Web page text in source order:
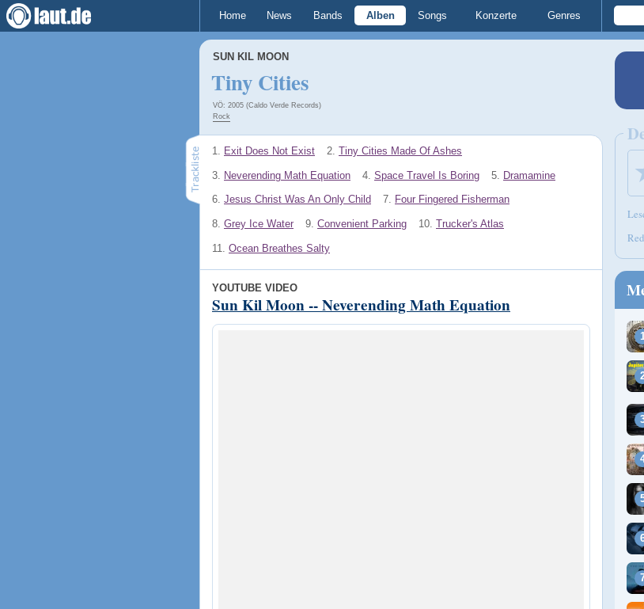
Home News Bands Alben Songs Konzerte Genres
SUN KIL MOON
Tiny Cities
VÖ: 2005 (Caldo Verde Records)
Rock
1. Exit Does Not Exist 2. Tiny Cities Made Of Ashes
3. Neverending Math Equation 4. Space Travel Is Boring 5. Dramamine
6. Jesus Christ Was An Only Child 7. Four Fingered Fisherman
8. Grey Ice Water 9. Convenient Parking 10. Trucker's Atlas
11. Ocean Breathes Salty
YOUTUBE VIDEO
Sun Kil Moon -- Neverending Math Equation